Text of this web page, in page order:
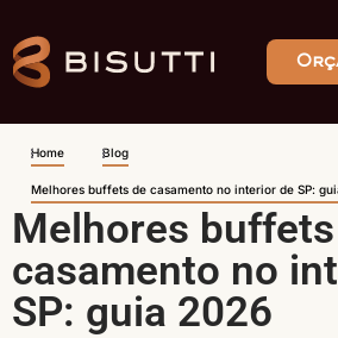
Home Blog
Melhores buffets de casamento no interior de SP:
Melhores
casamento no
SP: guia 2026